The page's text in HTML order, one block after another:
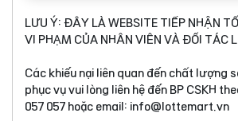
LƯU Ý: ĐÂY LÀ WEBSITE TIẾP NHẬN
VI PHẠM CỦA NHÂN VIÊN VÀ ĐỐI TÁC
Các khiếu nại liên quan đến chất lượng
phục vụ vui lòng liên hệ đến BP CSKH
057 057 hoặc email: info@lottemart.vn